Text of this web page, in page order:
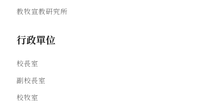
教牧宣教研究所
行政單位
校長室
副校長室
校牧室